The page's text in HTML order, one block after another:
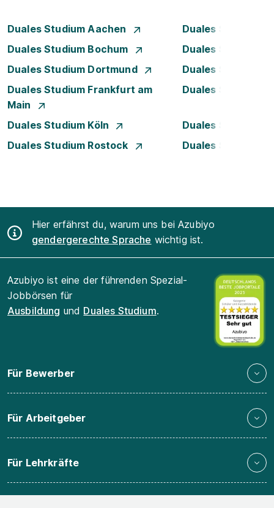
Duales Studium Aachen
Duales Studium
Duales Studium Bochum
Duales Studium
Duales Studium Dortmund
Duales Studium
Duales Studium Frankfurt am
Main
Duales Studium
Duales Studium Köln
Duales Studium
Duales Studium Rostock
Duales Studium
Hier erfährst du, warum uns bei Azubiyo
gendergerechte Sprache wichtig ist.
Azubiyo ist eine der führenden Spezial-
Jobbörsen für
Ausbildung und Duales Studium.
Für Bewerber
Für Arbeitgeber
Für Lehrkräfte